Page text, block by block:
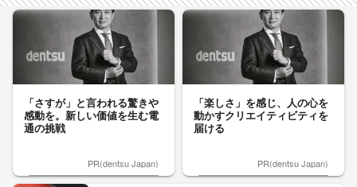
「さすが」と言われる驚きや
感動を。新しい価値を生む電
通の挑戦
PR(dentsu Japan)
「楽しさ」を感じ、人の心を
動かすクリエイティビティを
届ける
PR(dentsu Japan)